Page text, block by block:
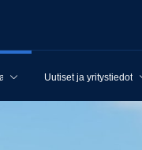
Uutiset ja yritystiedot